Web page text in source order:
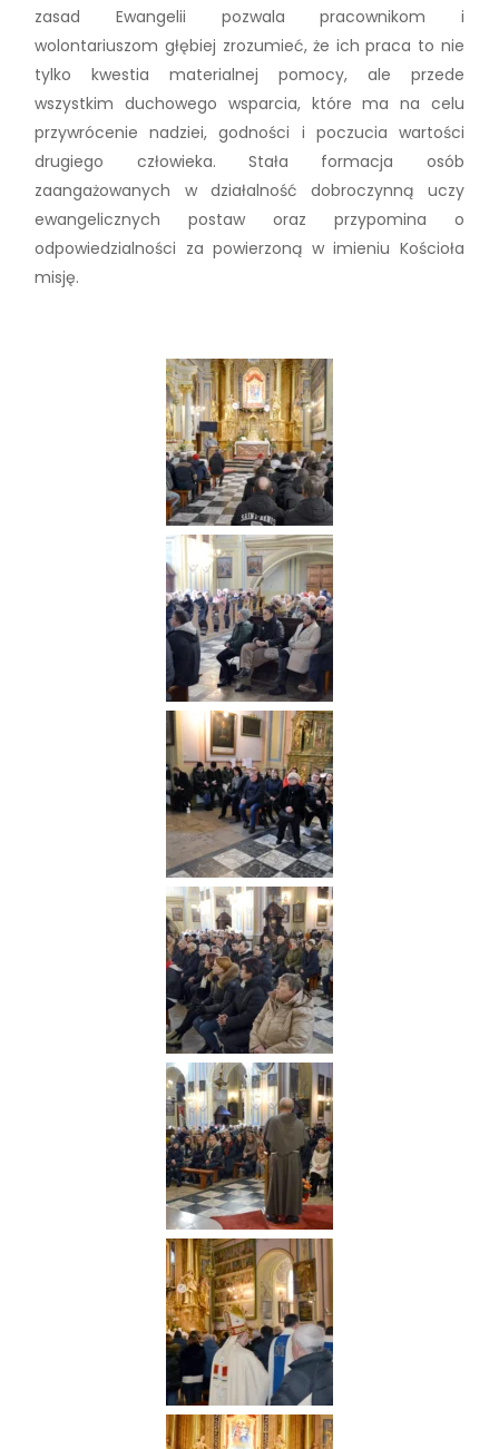
zasad Ewangelii pozwala pracownikom i
wolontariuszom głębiej zrozumieć, że ich praca to nie
tylko kwestia materialnej pomocy, ale przede
wszystkim duchowego wsparcia, które ma na celu
przywrócenie nadziei, godności i poczucia wartości
drugiego człowieka. Stała formacja osób
zaangażowanych w działalność dobroczynną uczy
ewangelicznych postaw oraz przypomina o
odpowiedzialności za powierzoną w imieniu Kościoła
misję.